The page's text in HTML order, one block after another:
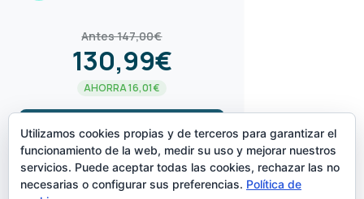
Antes 147,00€
130,99€
AHORRA 16,01€
¡LO QUIERO!arrow_forward
CREADO POR
Utilizamos cookies propias y de terceros para garantizar el
funcionamiento de la web, medir su uso y mejorar nuestros
servicios. Puede aceptar todas las cookies, rechazar las no
necesarias o configurar sus preferencias. Política de